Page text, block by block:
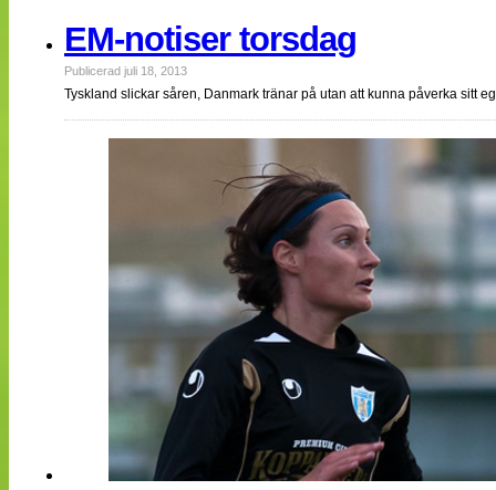
EM-notiser torsdag
Publicerad juli 18, 2013
Tyskland slickar såren, Danmark tränar på utan att kunna påverka sitt